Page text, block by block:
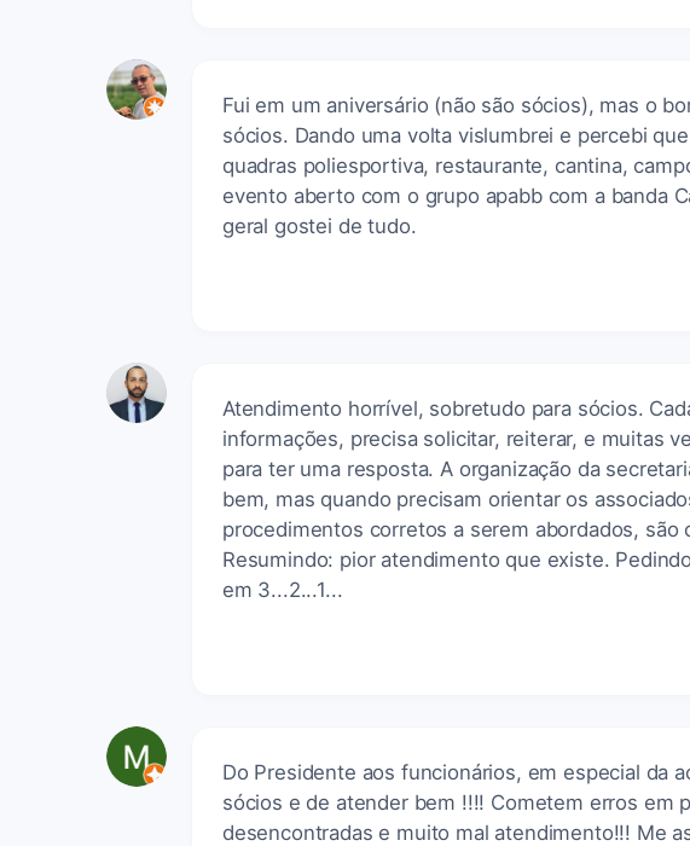
Fui em um aniversário (não são sócios), mas o
sócios. Dando uma volta vislumbrei e percebi
quadras poliesportiva, restaurante, cantina,
evento aberto com o grupo apabb com a banda
geral gostei de tudo.
Atendimento horrível, sobretudo para sócios.
informações, precisa solicitar, reiterar, e muitas
para ter uma resposta. A organização da
bem, mas quando precisam orientar os
procedimentos corretos a serem abordados, são
Resumindo: pior atendimento que existe.
em 3...2...1...
Do Presidente aos funcionários, em especial da
sócios e de atender bem !!!! Cometem erros em
desencontradas e muito mal atendimento!!! Me